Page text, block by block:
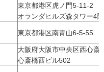
東京都港区虎ノ門5-11-2
オランダヒルズ森タワー4階
東京都港区南青山6-5-55
大阪府大阪市中央区西心
心斎橋西ビル502